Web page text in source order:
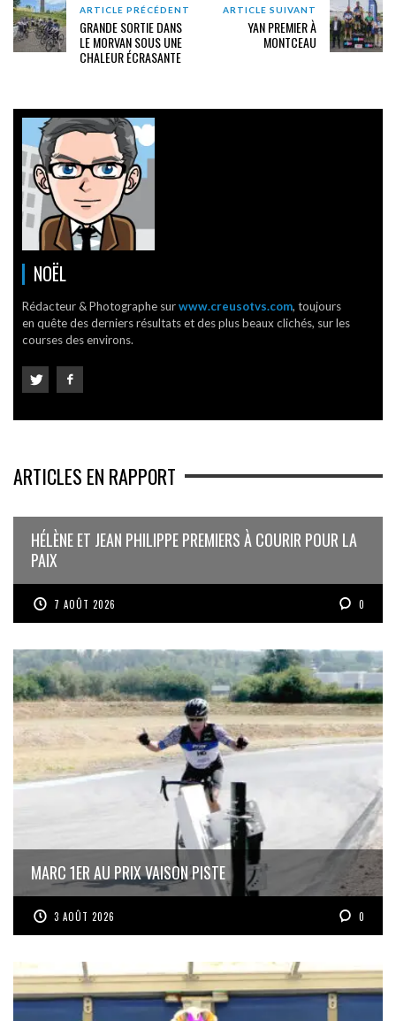
ARTICLE PRÉCÉDENT
GRANDE SORTIE DANS
LE MORVAN SOUS UNE
CHALEUR ÉCRASANTE
ARTICLE SUIVANT
YAN PREMIER À
MONTCEAU
NOËL
Rédacteur & Photographe surwww.creusotvs.com, toujours
en quête des derniers résultats et des plus beaux clichés, sur les
courses des environs.
ARTICLES EN RAPPORT
HÉLÈNE ET JEAN PHILIPPE PREMIERS À COURIR POUR LA
PAIX
7 AOÛT 2026 0
MARC 1ER AU PRIX VAISON PISTE
3 AOÛT 2026 0